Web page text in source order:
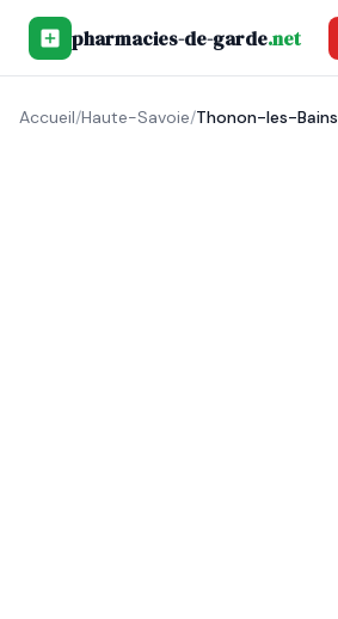
pharmacies-de-garde.net
Accueil/Haute-Savoie/Thonon-les-Bains